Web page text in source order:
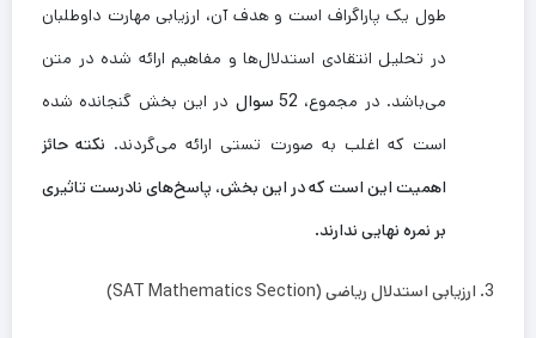
طول یک پاراگراف است و هدف آن، ارزیابی مهارت داوطلبان
در تحلیل انتقادی استدلال‌ها و مفاهیم ارائه شده در متن
می‌باشد. در مجموع، 52 سوال
در این بخش گنجانده شده
است که اغلب به صورت تستی ارائه می‌گردند. نکته حائز
اهمیت این است که در این بخش، پاسخ‌های نادرست تاثیری
بر نمره نهایی ندارند.
3. ارزیابی استدلال ریاضی (SAT Mathematics Section)